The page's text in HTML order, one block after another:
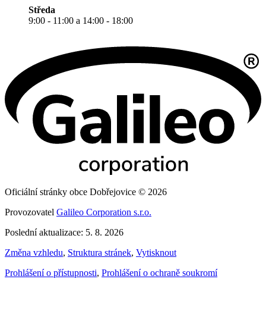
Středa
9:00 - 11:00 a 14:00 - 18:00
Oficiální stránky obce Dobřejovice © 2026
Provozovatel Galileo Corporation s.r.o.
Poslední aktualizace: 5. 8. 2026
Změna vzhledu, Struktura stránek, Vytisknout
Prohlášení o přístupnosti, Prohlášení o ochraně soukromí